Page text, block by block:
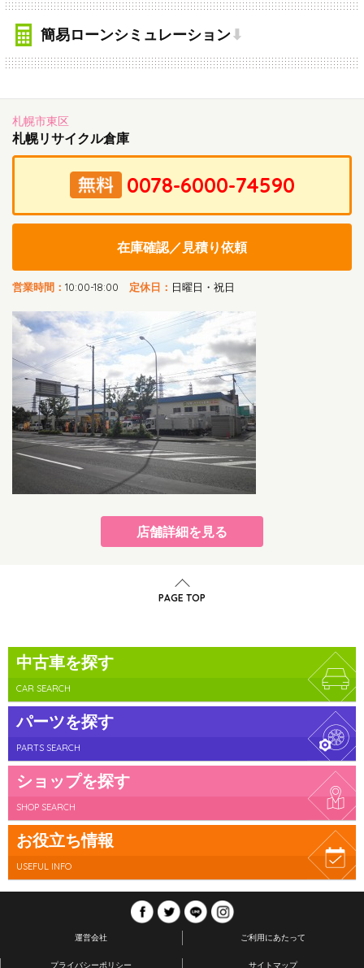
簡易ローンシミュレーション⬇
札幌市東区
札幌リサイクル倉庫
在庫確認／見積り依頼
営業時間： 10:00-18:00 定休日： 日曜日・祝日
店舗詳細を見る
PAGE TOP
中古車を探す
CAR SEARCH
パーツを探す
PARTS SEARCH
ショップを探す
SHOP SEARCH
お役立ち情報
USEFUL INFO
運営会社 ご利用にあたって
プライバシーポリシー サイトマップ